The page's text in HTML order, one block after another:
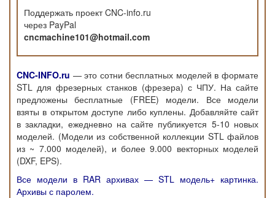
Поддержать проект CNC-info.ru
через PayPal
cncmachine101@hotmail.com
CNC-INFO.ru — это сотни бесплатных моделей в формате
STL для фрезерных станков (фрезера) с ЧПУ. На сайте
предложены бесплатные (FREE) модели. Все модели
взяты в открытом доступе либо куплены. Добавляйте сайт
в закладки, ежедневно на сайте публикуется 5-10 новых
моделей. (Модели из собственной коллекции STL файлов
из ~ 7.000 моделей), и более 9.000 векторных моделей
(DXF, EPS).
Все модели в RAR архивах — STL модель+ картинка.
Архивы с паролем.